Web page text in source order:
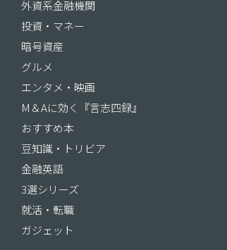
外資系金融機関
投資・マネー
暗号資産
グルメ
エンタメ・映画
M＆Aに効く『言志四録』
おすすめ本
豆知識・トリビア
金融英語
3選シリーズ
就活・転職
ガジェット